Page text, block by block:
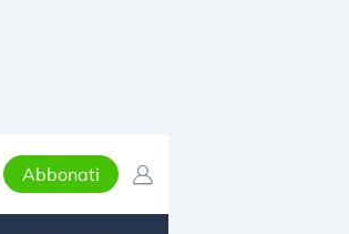
Abbonati